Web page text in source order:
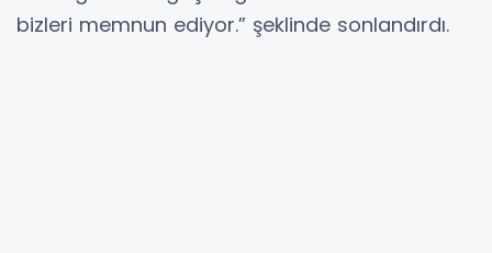
bizleri memnun ediyor.” şeklinde sonlandırdı.